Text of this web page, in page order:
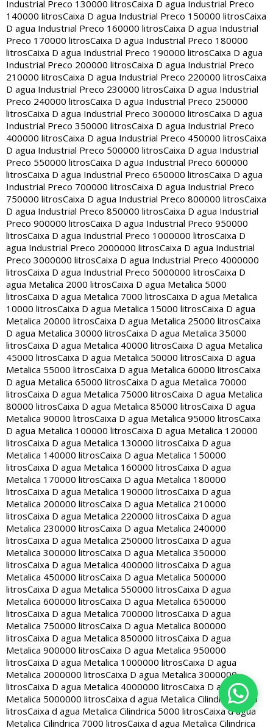
Industrial Preco 130000 litrosCaixa D agua Industrial Preco
140000 litrosCaixa D agua Industrial Preco 150000 litrosCaixa
D agua Industrial Preco 160000 litrosCaixa D agua Industrial
Preco 170000 litrosCaixa D agua Industrial Preco 180000
litrosCaixa D agua Industrial Preco 190000 litrosCaixa D agua
Industrial Preco 200000 litrosCaixa D agua Industrial Preco
210000 litrosCaixa D agua Industrial Preco 220000 litrosCaixa
D agua Industrial Preco 230000 litrosCaixa D agua Industrial
Preco 240000 litrosCaixa D agua Industrial Preco 250000
litrosCaixa D agua Industrial Preco 300000 litrosCaixa D agua
Industrial Preco 350000 litrosCaixa D agua Industrial Preco
400000 litrosCaixa D agua Industrial Preco 450000 litrosCaixa
D agua Industrial Preco 500000 litrosCaixa D agua Industrial
Preco 550000 litrosCaixa D agua Industrial Preco 600000
litrosCaixa D agua Industrial Preco 650000 litrosCaixa D agua
Industrial Preco 700000 litrosCaixa D agua Industrial Preco
750000 litrosCaixa D agua Industrial Preco 800000 litrosCaixa
D agua Industrial Preco 850000 litrosCaixa D agua Industrial
Preco 900000 litrosCaixa D agua Industrial Preco 950000
litrosCaixa D agua Industrial Preco 1000000 litrosCaixa D
agua Industrial Preco 2000000 litrosCaixa D agua Industrial
Preco 3000000 litrosCaixa D agua Industrial Preco 4000000
litrosCaixa D agua Industrial Preco 5000000 litrosCaixa D
agua Metalica 2000 litrosCaixa D agua Metalica 5000
litrosCaixa D agua Metalica 7000 litrosCaixa D agua Metalica
10000 litrosCaixa D agua Metalica 15000 litrosCaixa D agua
Metalica 20000 litrosCaixa D agua Metalica 25000 litrosCaixa
D agua Metalica 30000 litrosCaixa D agua Metalica 35000
litrosCaixa D agua Metalica 40000 litrosCaixa D agua Metalica
45000 litrosCaixa D agua Metalica 50000 litrosCaixa D agua
Metalica 55000 litrosCaixa D agua Metalica 60000 litrosCaixa
D agua Metalica 65000 litrosCaixa D agua Metalica 70000
litrosCaixa D agua Metalica 75000 litrosCaixa D agua Metalica
80000 litrosCaixa D agua Metalica 85000 litrosCaixa D agua
Metalica 90000 litrosCaixa D agua Metalica 95000 litrosCaixa
D agua Metalica 100000 litrosCaixa D agua Metalica 120000
litrosCaixa D agua Metalica 130000 litrosCaixa D agua
Metalica 140000 litrosCaixa D agua Metalica 150000
litrosCaixa D agua Metalica 160000 litrosCaixa D agua
Metalica 170000 litrosCaixa D agua Metalica 180000
litrosCaixa D agua Metalica 190000 litrosCaixa D agua
Metalica 200000 litrosCaixa D agua Metalica 210000
litrosCaixa D agua Metalica 220000 litrosCaixa D agua
Metalica 230000 litrosCaixa D agua Metalica 240000
litrosCaixa D agua Metalica 250000 litrosCaixa D agua
Metalica 300000 litrosCaixa D agua Metalica 350000
litrosCaixa D agua Metalica 400000 litrosCaixa D agua
Metalica 450000 litrosCaixa D agua Metalica 500000
litrosCaixa D agua Metalica 550000 litrosCaixa D agua
Metalica 600000 litrosCaixa D agua Metalica 650000
litrosCaixa D agua Metalica 700000 litrosCaixa D agua
Metalica 750000 litrosCaixa D agua Metalica 800000
litrosCaixa D agua Metalica 850000 litrosCaixa D agua
Metalica 900000 litrosCaixa D agua Metalica 950000
litrosCaixa D agua Metalica 1000000 litrosCaixa D agua
Metalica 2000000 litrosCaixa D agua Metalica 3000000
litrosCaixa D agua Metalica 4000000 litrosCaixa D agua
Metalica 5000000 litrosCaixa d agua Metalica Cilindrica 2000
litrosCaixa d agua Metalica Cilindrica 5000 litrosCaixa d agua
Metalica Cilindrica 7000 litrosCaixa d agua Metalica Cilindrica